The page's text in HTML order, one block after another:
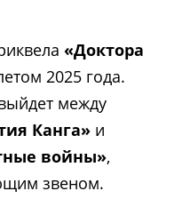
«Доктора
2025 года.
между
Канга» и
войны»,
звеном.